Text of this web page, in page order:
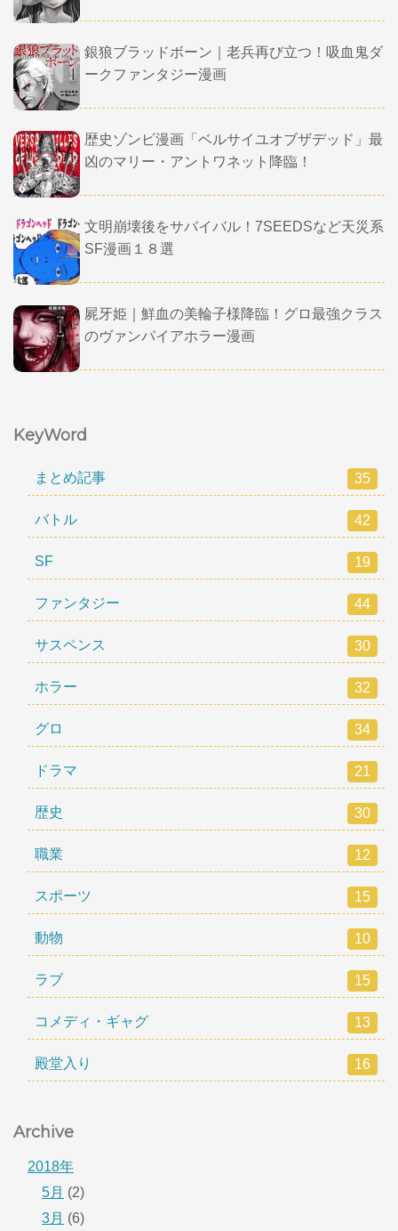
銀狼ブラッドボーン｜老兵再び立つ！吸血鬼ダ
ークファンタジー漫画
歴史ゾンビ漫画「ベルサイユオブザデッド」最
凶のマリー・アントワネット降臨！
文明崩壊後をサバイバル！7SEEDSなど天災系
SF漫画１８選
屍牙姫｜鮮血の美輪子様降臨！グロ最強クラス
のヴァンパイアホラー漫画
KeyWord
まとめ記事 35
バトル 42
SF 19
ファンタジー 44
サスペンス 30
ホラー 32
グロ 34
ドラマ 21
歴史 30
職業 12
スポーツ 15
動物 10
ラブ 15
コメディ・ギャグ 13
殿堂入り 16
Archive
2018年
5月 (2)
3月 (6)